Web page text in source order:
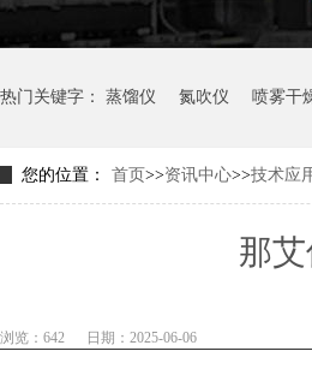
热门关键字： 蒸馏仪 氮吹仪 喷雾干
您的位置： 首页 >>资讯中心>>技术应
那
浏览：642 日期：2025-06-06